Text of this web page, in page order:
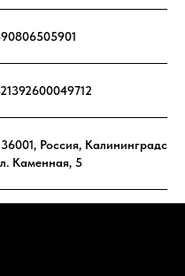
Россия,
Каменная, 5